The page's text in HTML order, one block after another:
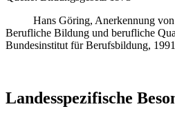
Hans Göring, Anerkennung von
Berufliche Bildung und berufliche
Bundesinstitut für Berufsbildung,
Landesspezifische